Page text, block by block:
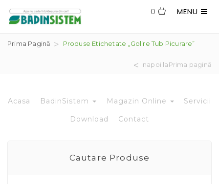
MENU
0
Prima Pagină Produse Etichetate „golire Tub Picurare”
Inapoi laPrima pagină
Acasa BadinSistem Magazin Online Servicii
Download Contact
Cautare Produse